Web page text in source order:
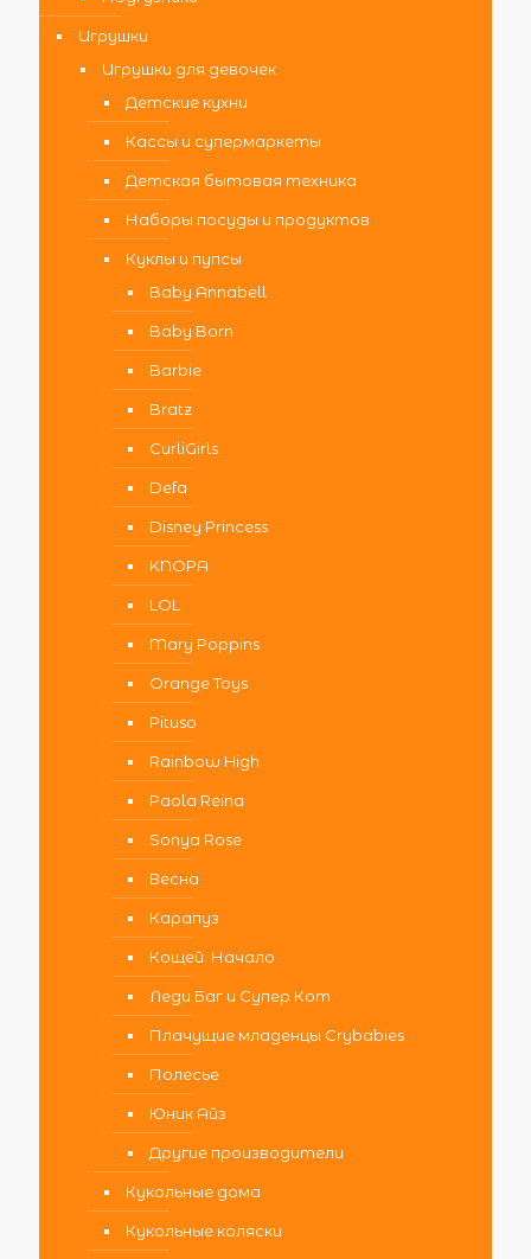
Игрушки
Игрушки для девочек
Детские кухни
Кассы и супермаркеты
Детская бытовая техника
Наборы посуды и продуктов
Куклы и пупсы
Baby Annabell
Baby Born
Barbie
Bratz
CurliGirls
Defa
Disney Princess
KNOPA
LOL
Mary Poppins
Orange Toys
Pituso
Rainbow High
Paola Reina
Sonya Rose
Весна
Карапуз
Кощей. Начало
Леди Баг и Супер Кот
Плачущие младенцы Crybabies
Полесье
Юник Айз
Другие производители
Кукольные дома
Кукольные коляски